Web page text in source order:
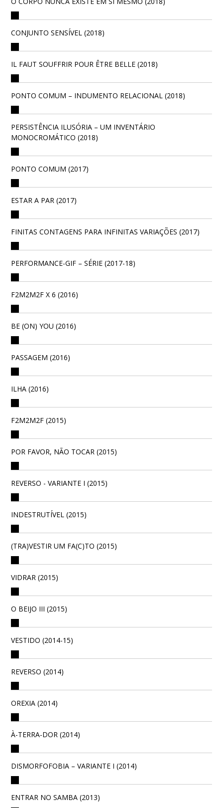
CONJUNTO SENSÍVEL (2018)
IL FAUT SOUFFRIR POUR ÊTRE BELLE (2018)
PONTO COMUM – INDUMENTO RELACIONAL (2018)
PERSISTÊNCIA ILUSÓRIA – UM INVENTÁRIO
MONOCROMÁTICO (2018)
PONTO COMUM (2017)
ESTAR A PAR (2017)
FINITAS CONTAGENS PARA INFINITAS VARIAÇÕES (2017)
PERFORMANCE-GIF – SÉRIE (2017-18)
F2M2M2F X 6 (2016)
BE (ON) YOU (2016)
PASSAGEM (2016)
ILHA (2016)
F2M2M2F (2015)
POR FAVOR, NÃO TOCAR (2015)
REVERSO - VARIANTE I (2015)
INDESTRUTÍVEL (2015)
(TRA)VESTIR UM FA(C)TO (2015)
VIDRAR (2015)
O BEIJO III (2015)
VESTIDO (2014-15)
REVERSO (2014)
OREXIA (2014)
À-TERRA-DOR (2014)
DISMORFOFOBIA – VARIANTE I (2014)
ENTRAR NO SAMBA (2013)